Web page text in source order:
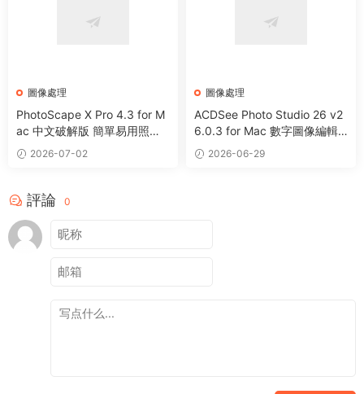
圖像處理
PhotoScape X Pro 4.3 for M
ac 中文破解版 簡單易用照片
編輯器
2026-07-02
圖像處理
ACDSee Photo Studio 26 v2
6.0.3 for Mac 數字圖像編輯
處理軟件
2026-06-29
評論 0